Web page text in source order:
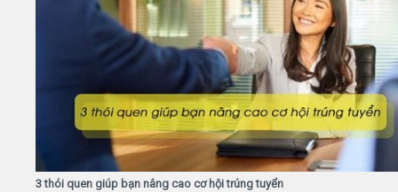
3 thói quen giúp bạn nâng cao cơ hội trúng tuyển